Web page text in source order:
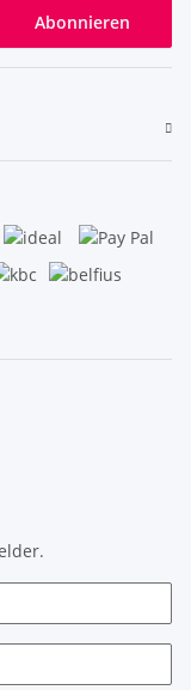
Abonnieren